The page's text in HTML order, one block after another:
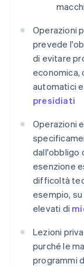
Operazioni
prevede
di evitare
economica,
automatici
presidiati
Operazioni
dall'obbligo
esenzione
difficoltà
esempio,
elevati di
Lezioni
purché le
programmi